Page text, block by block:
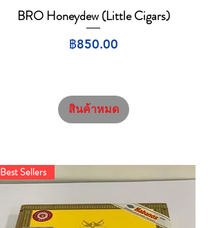
ดูข้อมูลด่วน
BRO Honeydew (Little Cigars)
ราคา
฿850.00
สินค้าหมด
Best Sellers